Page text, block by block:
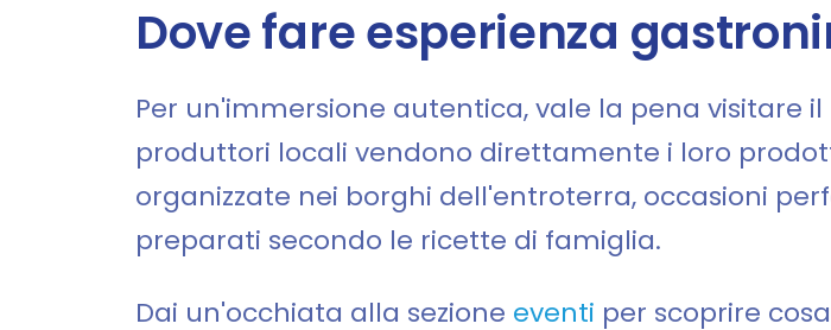
Dove fare esperienza
Per un'immersione autentica, vale la pena visitare
produttori locali vendono direttamente i loro
organizzate nei borghi dell'entroterra, occasioni
preparati secondo le ricette di famiglia.
Dai un'occhiata alla sezione eventi per scoprire